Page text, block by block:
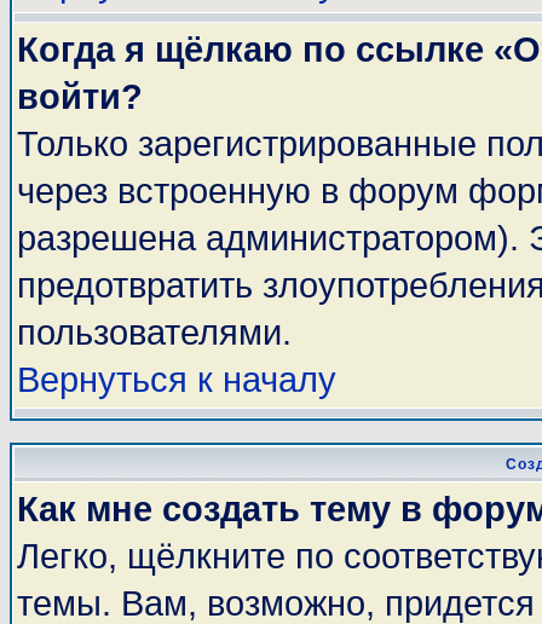
Когда я щёлкаю по ссылке
войти?
Только зарегистрированные
через встроенную в форум
разрешена администратором).
предотвратить
пользователями.
Вернуться к началу
Как мне создать тему в
Легко, щёлкните по
темы. Вам, возможно, придется